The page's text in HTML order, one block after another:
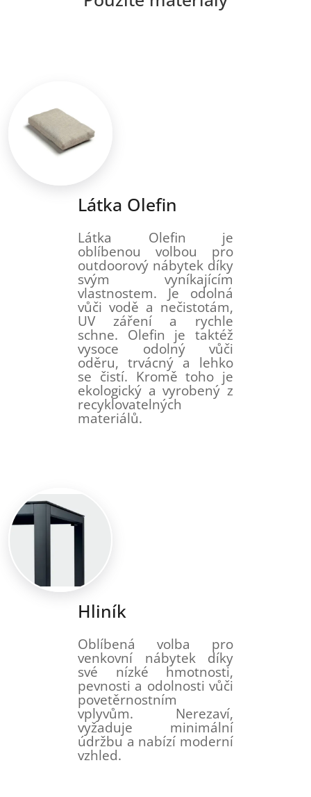
Látka Olefin
Látka Olefin je
oblíbenou volbou pro
outdoorový nábytek díky
svým vyníkajícím
vlastnostem. Je odolná
vůči vodě a nečistotám,
UV záření a rychle
schne. Olefin je taktéž
vysoce odolný vůči
oděru, trvácný a lehko
se čistí. Kromě toho je
ekologický a vyrobený z
recyklovatelných
materiálů.
Hliník
Oblíbená volba pro
venkovní nábytek díky
své nízké hmotnosti,
pevnosti a odolnosti vůči
povetěrnostním
vplyvům. Nerezaví,
vyžaduje minimální
údržbu a nabízí moderní
vzhled.